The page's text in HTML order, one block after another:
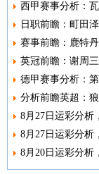
西甲赛事分析：
日职前瞻：町田
赛事前瞻：鹿特
英冠前瞻：谢周
德甲赛事分析：
分析前瞻英超：
8月27日运彩分析
8月27日运彩分析
8月20日运彩分析